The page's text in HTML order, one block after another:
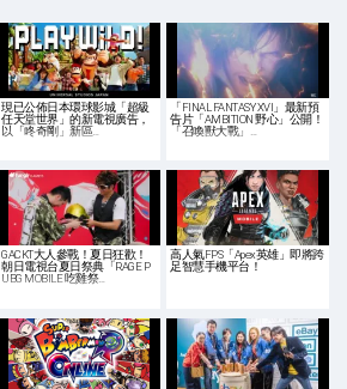
現已公佈日本環球影城「超級
任天堂世界」的新電視廣告，
以「咚奇剛」新區…
「FINAL FANTASY XVI」最新預
告片「AMBITION 野心」公開！
「召喚獸大戰」…
GACKT大人參戰！夏日狂歡！
朝日電視台夏日祭典「RAGE P
UBG MOBILE 吃雞祭…
高人氣FPS「Apex英雄」即將跨
足智慧手機平台！